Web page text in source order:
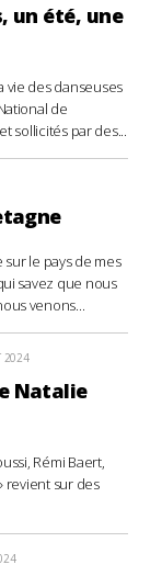
un été, une
vie des danseuses
de
sollicités par des...
le pays de mes
savez que nous
venons...
2024
Natalie
Rémi Baert,
revient sur des